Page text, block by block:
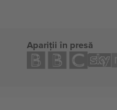
Apariții în presă